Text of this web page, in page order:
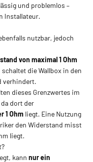
und problemlos –
Installateur.
nutzbar, jedoch
von maximal 1 Ohm
die Wallbox in den
verhindert.
dieses Grenzwertes im
da dort der
1 Ohm liegt. Eine Nutzung
den Widerstand misst
liegt.
kann nur ein